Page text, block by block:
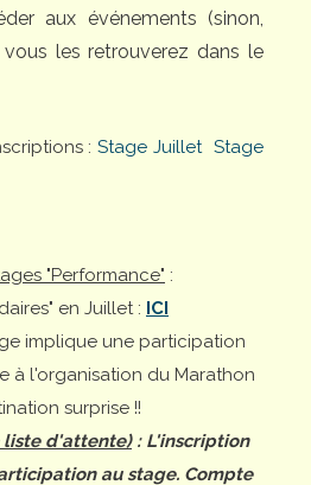
aux événements (sinon,
les retrouverez dans le
:Stage Juillet Stage
"Performance" :
en Juillet : ICI
implique une participation
à l'organisation du Marathon
surprise !!
liste d'attente): L'inscription
au stage. Compte